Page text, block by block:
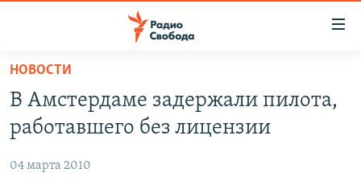
упрощенного
доступа
Вернуться
основному
ПОДКАСТЫ
АВТОРСКИЕ ПРОЕКТЫ
ЦИТАТЫ СВОБОДЫ
НОВОСТИ
В Амстердаме задержали пилота,
работавшего без лицензии
04 марта 2010